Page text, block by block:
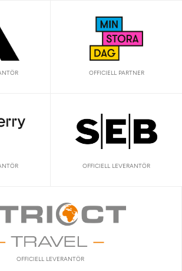
OFFICIELL PARTNER
OFFICIELL LEVERANTÖR
OFFICIELL LEVERANTÖR